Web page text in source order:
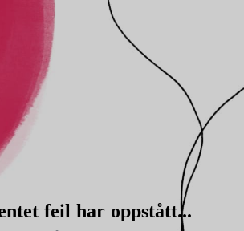
feil har oppstått...